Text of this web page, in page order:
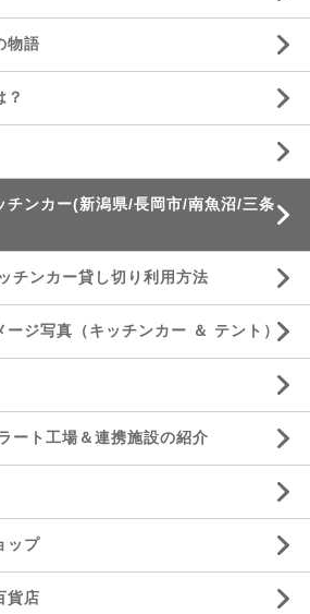
物語
？
チンカー(新潟県/長岡市/南魚沼/三条
チンカー貸し切り利用方法
ージ写真（キッチンカー ＆ テント）
ート工場＆連携施設の紹介
ップ
貨店